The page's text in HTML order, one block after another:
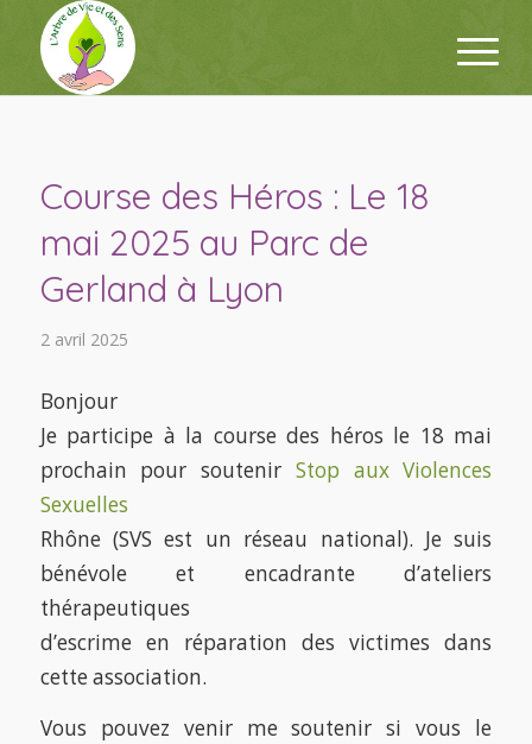
Course des Héros : Le 18
mai 2025 au Parc de
Gerland à Lyon
2 avril 2025
Bonjour
Je participe à la course des héros le 18 mai
prochain pour soutenir Stop aux Violences
Sexuelles
Rhône (SVS est un réseau national). Je suis
bénévole et encadrante d’ateliers
thérapeutiques
d’escrime en réparation des victimes dans
cette association.
Vous pouvez venir me soutenir si vous le